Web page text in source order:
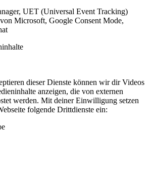
UET (Universal Event Tracking)
Microsoft, Google Consent Mode,
dieser Dienste können wir dir Videos
anzeigen, die von externen
werden. Mit deiner Einwilligung setzen
folgende Drittdienste ein: